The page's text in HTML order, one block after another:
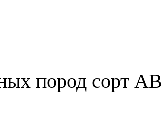
пород сорт AB